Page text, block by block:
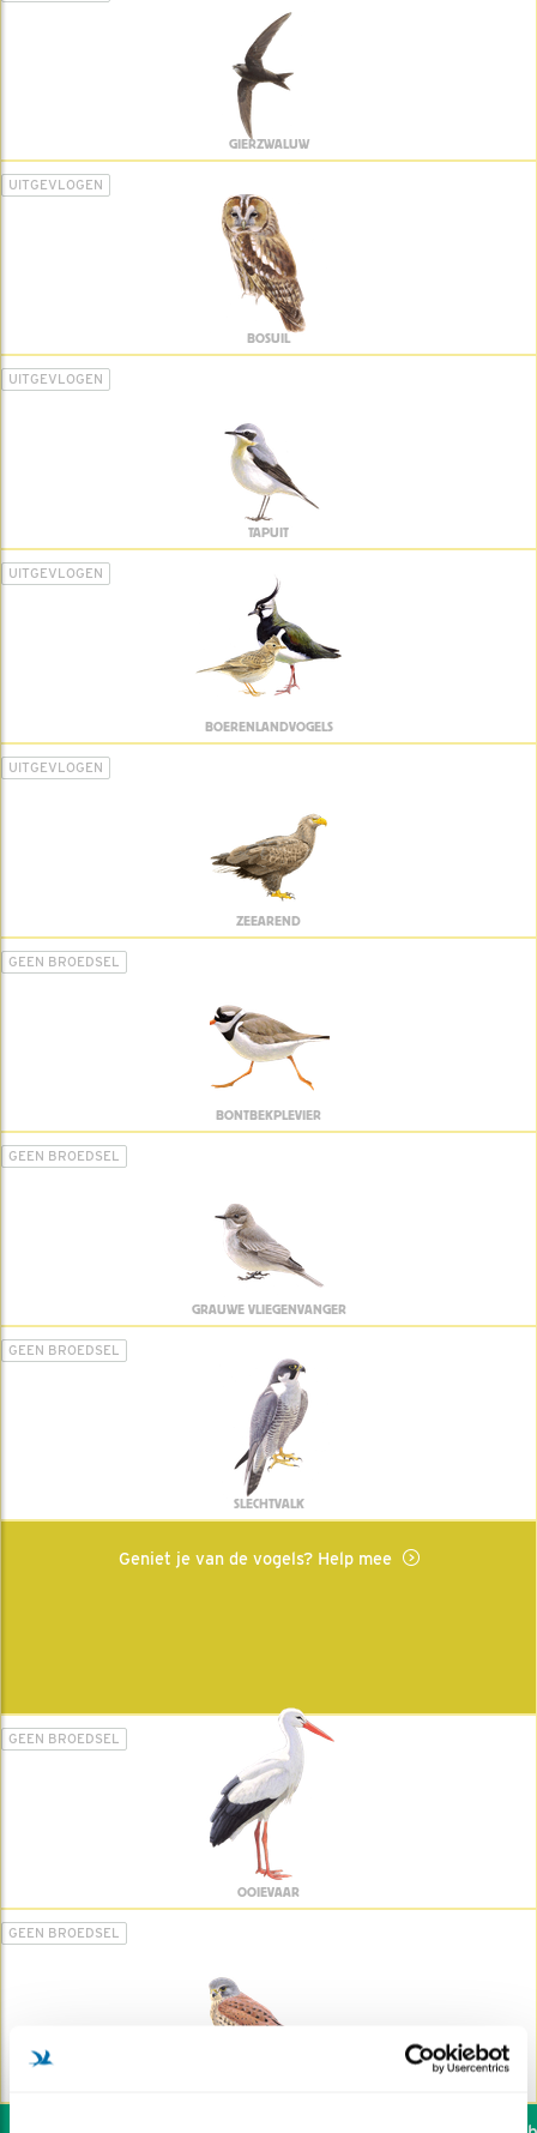
GIERZWALUW
UITGEVLOGEN
BOSUIL
UITGEVLOGEN
TAPUIT
UITGEVLOGEN
BOERENLANDVOGELS
UITGEVLOGEN
ZEEAREND
GEEN BROEDSEL
BONTBEKPLEVIER
GEEN BROEDSEL
GRAUWE VLIEGENVANGER
GEEN BROEDSEL
SLECHTVALK
Geniet je van de vogels? Help mee
GEEN BROEDSEL
OOIEVAAR
GEEN BROEDSEL